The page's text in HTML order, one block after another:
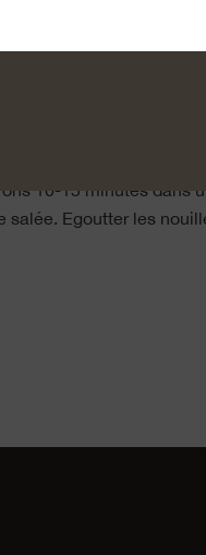
avec le vin blanc,
à l’aide d’une écumoire.
10-15 minutes dans
salée. Egoutter les